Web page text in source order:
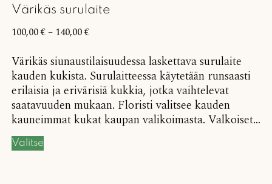
Värikäs surulaite
100,00€– 140,00€
Värikäs siunaustilaisuudessa laskettava surulaite
kauden kukista. Surulaitteessa käytetään runsaasti
erilaisia ja erivärisiä kukkia, jotka vaihtelevat
saatavuuden mukaan. Floristi valitsee kauden
kauneimmat kukat kaupan valikoimasta. Valkoiset…
Valitse